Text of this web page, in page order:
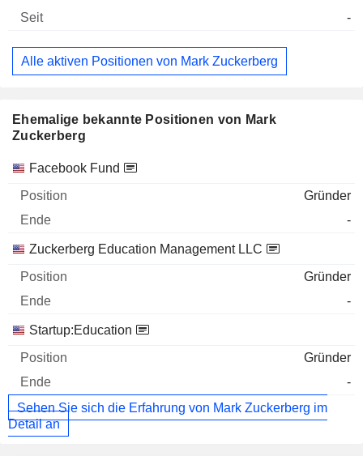
-
Alle aktiven Positionen von Mark Zuckerberg
Ehemalige bekannte Positionen von Mark
Zuckerberg
Unternehmen Position
Facebook Fund
Gründer
-
Zuckerberg Education Management LLC
Gründer
-
Startup:Education
Gründer
-
Sehen Sie sich die Erfahrung von Mark Zuckerberg im
Detail an